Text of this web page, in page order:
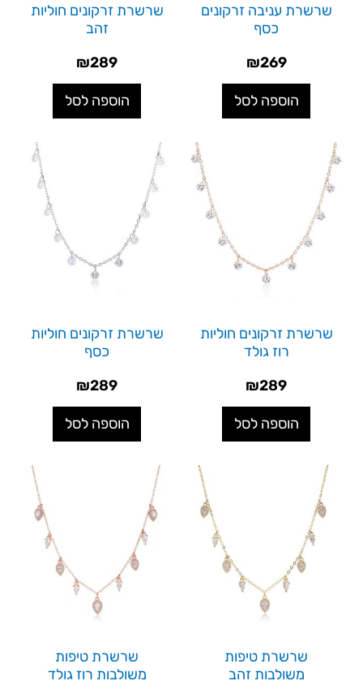
שרשרת עניבה זרקונים
כסף
₪269
הוספה לסל
שרשרת זרקונים חוליות
זהב
₪289
הוספה לסל
שרשרת זרקונים חוליות
רוז גולד
₪289
הוספה לסל
שרשרת זרקונים חוליות
כסף
₪289
הוספה לסל
שרשרת טיפות
משולבות זהב
שרשרת טיפות
משולבות רוז גולד